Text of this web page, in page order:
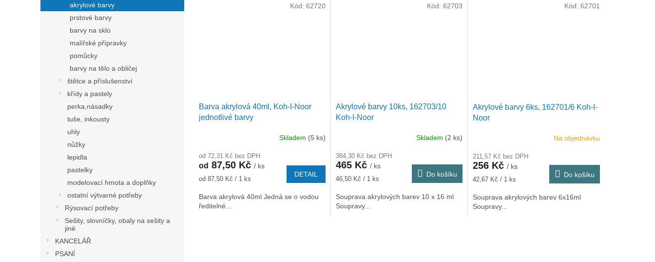
akrylové barvy
prstové barvy
barvy na sklo
malířské přípravky
pomůcky
barvy na tělo a obličej
štětce a příslušenství
křídy a pastely
perka,násadky
tuše, inkousty
uhly
nůžky
lepidla
pastelky
modelovací hmota a doplňky
ostatní výtvarné potřeby
Rýsovací potřeby
Sešity, slovníčky, obaly na sešity a
jiné
KANCELÁŘ
PSANÍ
Barva akrylová 40ml, Koh-I-Noor
jednotlivé barvy
Skladem (5 ks)
od 72,31 Kč bez DPH
od 87,50 Kč / ks
Měrná
od 87,50 Kč / 1 ks
DETAIL
Barva akrylová 40ml Jedná se o vodou
ředitelné...
Kód: 62720
Akrylové barvy 10ks, 162703/10
Koh-I-Noor
Skladem (2 ks)
384,30 Kč bez DPH
465 Kč / ks
Měrná
46,50 Kč / 1 ks
Do košíku
Souprava akrylových barev 10 x 16 ml
Soupravy...
Kód: 62703
Akrylové barvy 6ks, 162701/6 Koh-I-
Noor
Na objednávku
211,57 Kč bez DPH
256 Kč / ks
Měrná
42,67 Kč / 1 ks
Do košíku
Souprava akrylových barev 6x16ml
Soupravy...
Kód: 62701